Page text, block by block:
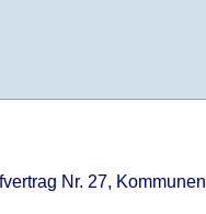
Nr. 27, Kommunen